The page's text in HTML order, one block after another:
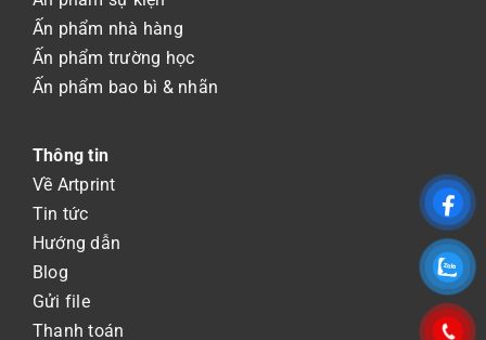
Ấn phẩm nhà hàng
Ấn phẩm trường học
Ấn phẩm bao bì & nhãn
Thông tin
Về Artprint
Tin tức
Hướng dẫn
Blog
Gửi file
Thanh toán